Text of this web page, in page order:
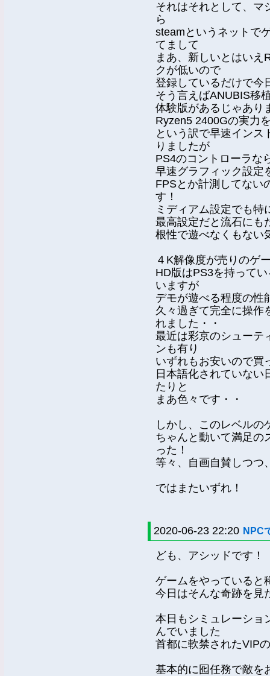
それはそれとして、マ
ら
steamというネットで
てまして
まあ、新しいとはい
クが低いので
登録しているだけで今
そう言えばANUBIS移
体験版があるじゃあり
Ryzen5 2400Gの実力
という訳で早速インス
りましたが
PS4のコントローラな
早速グラフィック設定
FPSとか計測してない
す！
ミディアム設定でも特
最高設定だと流石にも
根性で遊べなくもない
４K解像度が売りのゲ
HD版はPS3を持って
いますが
デモが遊べる程度の性
久々過ぎて完全に操作
れました・・
最近は彩京のシューテ
ンも有り
いずれもお安いので買
日本語化されていない
たりと
まあ色々です・・
しかし、このレベルの
ちゃんと動いて満足の
った！
等々、自画自賛しつつ
ではまたいずれ！
2020-06-23 22:20 NPC
ども、アシッドです！
ゲームをやっていると
今日はそんな奇跡を見
本日もシミュレーショ
んでいました
首都に軟禁されたVIP
基本的に囮任務で敵を